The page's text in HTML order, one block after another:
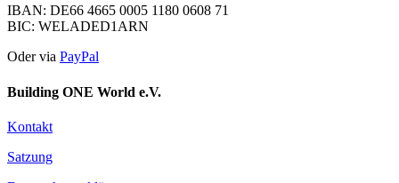
IBAN: DE66 4665 0005 1180 0608 71
BIC: WELADED1ARN
Oder via PayPal
Building ONE World e.V.
Kontakt
Satzung